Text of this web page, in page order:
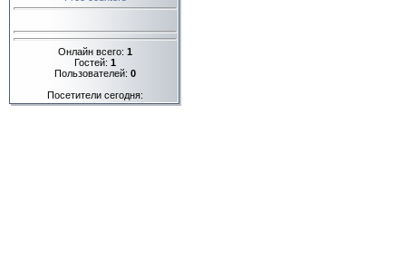
Онлайн всего: 1
Гостей: 1
Пользователей: 0
Посетители сегодня: